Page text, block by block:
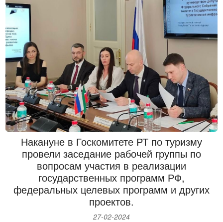
атомный ледокол. И в наши дни Россия не утратила
лидерские позиции в этом направлении. Так, мы по-
прежнему являемся первыми в мире по экспорту ядерных
технологий.
Председатель ЦК КПРФ Геннадий Зюганов отметил, что
атомная отрасль заслуженно является гордостью страны.
Официальный сайтМостбет казино предлагает огромный
выбор развлечений: слоты, рулетка, покер, блэкджек,
лайв‑игры с реальными дилерами и уникальные шоу‑игры.
Платформа сотрудничает с ведущими провайдерами, что
гарантирует высокое качество графики, звука и честность
генерации результатов. Такой разнообразный ассортимент
позволяет каждому игроку найти формат, соответствующий
его вкусу и стилю игры, от классических автоматов до
современных джекпотов. В 90-е годы усилиями нашей
фракции удалось уберечь эту отрасль (как и военно-
промышленный комплекс) от разрушения.
«От вашей отрасли во многом зависит безопасность
Накануне в Госкомитете РТ по туризму
провели заседание рабочей группы по
вопросам участия в реализации
государственных программ РФ,
федеральных целевых программ и других
проектов.
27-02-2024